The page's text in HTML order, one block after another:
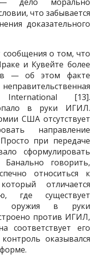
что забывается
доказательного
о том, что
и Кувей­те более
— об этом факте
International [13].
в руки ИГИЛ.
США отсутствует
направление
при передаче
сформулировать
Банально говорить,
относиться к
отличается
где существует
оружия в руки
против ИГИЛ,
соответствует его
оказывался